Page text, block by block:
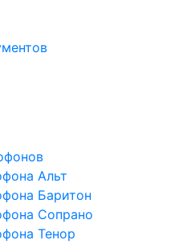
Альт
Баритон
Сопрано
Тенор